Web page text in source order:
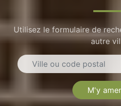
Utilisez le formulaire de
autre
M'y